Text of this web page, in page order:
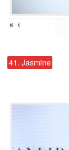
« ‹
41. Jasmine